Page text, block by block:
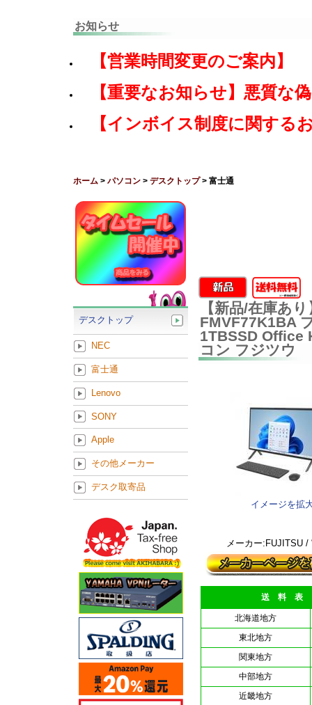
お知らせ
【営業時間変更のご案内】
【重要なお知らせ】悪質な
【インボイス制度に関する
ホーム > パソコン > デスクトップ> 富士通
【新品/在庫あ
FMVF77K1BA
1TBSSD Office
コン フジツウ
イメージを拡
メーカー:FUJITSU /
送 料 表
北海道地方
東北地方
関東地方
中部地方
近畿地方
デスクトップ
NEC
富士通
Lenovo
SONY
Apple
その他メーカー
デスク取寄品